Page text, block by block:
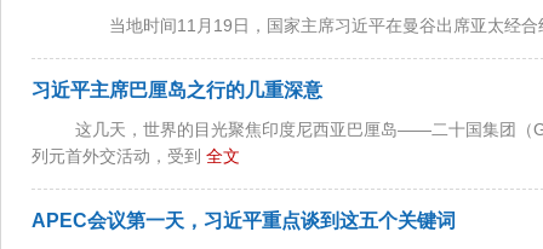
当地时间11月19日，国家主席习近平在曼谷出席亚太经合
习近平主席巴厘岛之行的几重深意
这几天，世界的目光聚焦印度尼西亚巴厘岛——二十国集团（
列元首外交活动，受到 全文
APEC会议第一天，习近平重点谈到这五个关键词